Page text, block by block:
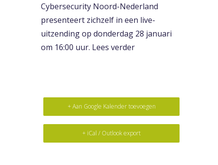
Cybersecurity Noord-Nederland
presenteert zichzelf in een live-
uitzending op donderdag 28 januari
om 16:00 uur. Lees verder
+ Aan Google Kalender toevoegen
+ iCal / Outlook export